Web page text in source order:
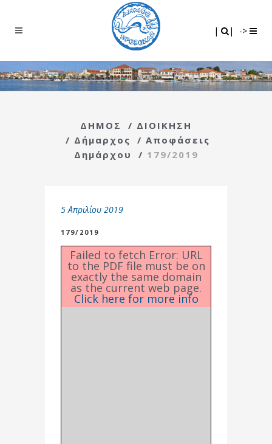
| | ->
ΔΗΜΟΣ / ΔΙΟΙΚΗΣΗ
/ Δήμαρχος / Αποφάσεις
Δημάρχου
/ 179/2019
5 Απριλίου 2019
179/2019
Failed to fetch Error: URL
to the PDF file must be on
exactly the same domain
as the current web page.
Click here for more info